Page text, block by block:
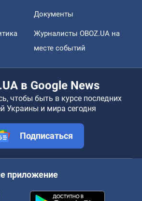
Документы
Журналисты OBOZ.UA на
месте событий
в Google News
чтобы быть в курсе последних
Украины и мира сегодня
Подписаться
приложение